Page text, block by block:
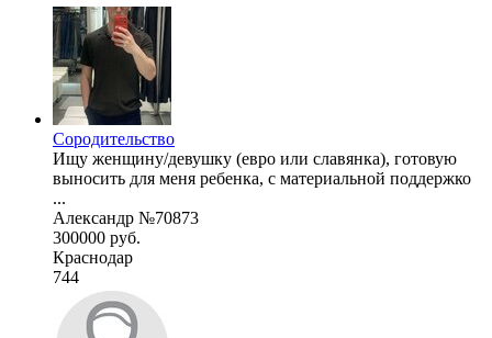
Cородительство
Ищу женщину/девушку (евро или славянка), готовую
выносить для меня ребенка, c материальной поддержко
...
Александр №70873
300000 руб.
Краснодар
744